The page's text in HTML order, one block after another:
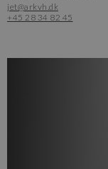
jet@arkvh.dk
+45 28 34 82 45